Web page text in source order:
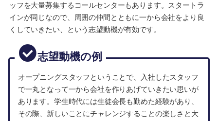
ッフを大量募集するコールセンターもあります。スタートラ
インが同じなので、周囲の仲間とともに一から会社をより良
くしていきたい、という志望動機が有効です。
志望動機の例
オープニングスタッフということで、入社したスタッフ
で一丸となって一から会社を作りあげていきたい思いが
あります。学生時代には生徒会長も勤めた経験があり、
その際、新しいことにチャレンジすることの楽しさと大